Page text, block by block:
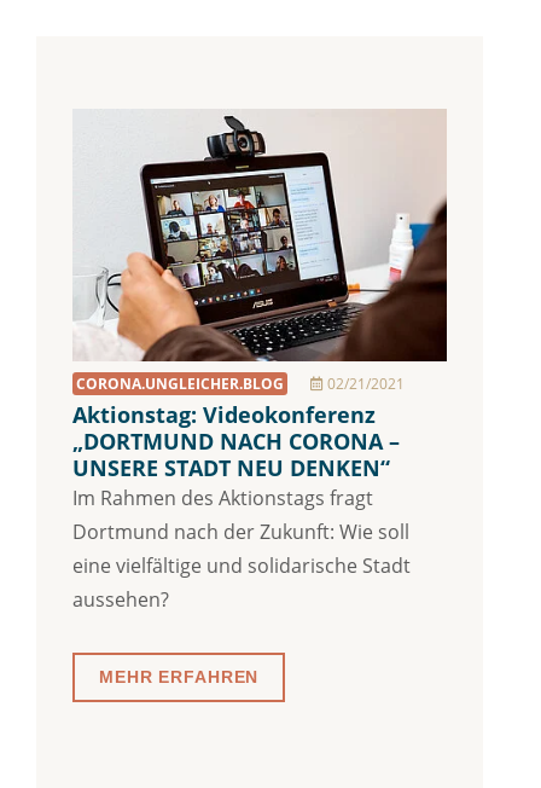
CORONA.UNGLEICHER.BLOG 02/21/2021
Aktionstag: Videokonferenz
„DORTMUND NACH CORONA –
UNSERE STADT NEU DENKEN“
Im Rahmen des Aktionstags fragt
Dortmund nach der Zukunft: Wie soll
eine vielfältige und solidarische Stadt
aussehen?
MEHR ERFAHREN